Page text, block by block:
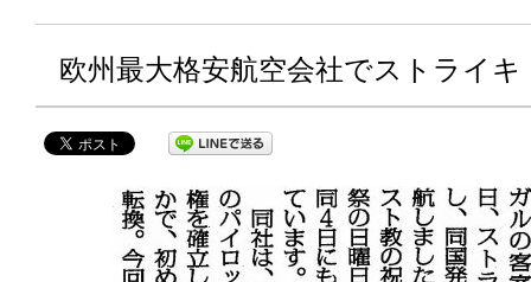
欧州最大格安航空会社でストライキ